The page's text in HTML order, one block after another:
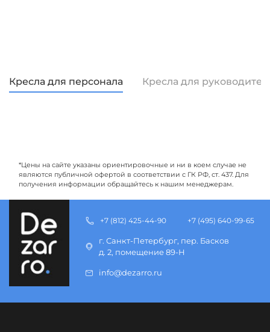
Кресла для персонала Кресла для
*Цены на сайте указаны ориентировочные и ни в коем случае не
являются публичной офертой в соответствии с ГК РФ, ст. 437. Для
получения информации обращайтесь к нашим менеджерам.
+7 (812) 425-44-90 +7 (495) 640-99-65
г. Санкт-Петербург, пер. Басков
д. 2, помещение 89-Н
info@dezarro.ru